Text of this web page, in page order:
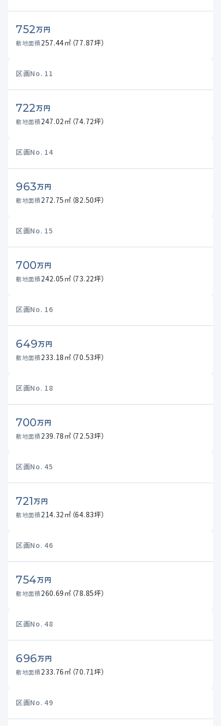
752万円
敷地面積257.44㎡（77.87坪）
区画No. 11
722万円
敷地面積247.02㎡（74.72坪）
区画No. 14
963万円
敷地面積272.75㎡（82.50坪）
区画No. 15
700万円
敷地面積242.05㎡（73.22坪）
区画No. 16
649万円
敷地面積233.18㎡（70.53坪）
区画No. 18
700万円
敷地面積239.78㎡（72.53坪）
区画No. 45
721万円
敷地面積214.32㎡（64.83坪）
区画No. 46
754万円
敷地面積260.69㎡（78.85坪）
区画No. 48
696万円
敷地面積233.76㎡（70.71坪）
区画No. 49